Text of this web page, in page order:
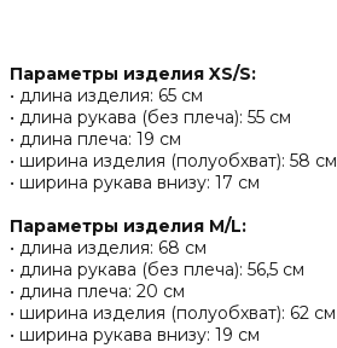
Параметры изделия XS/S:
• длина изделия: 65 см
• длина рукава (без плеча): 55 см
• длина плеча: 19 см
• ширина изделия (полуобхват): 58 см
• ширина рукава внизу: 17 см
Параметры изделия M/L:
• длина изделия: 68 см
• длина рукава (без плеча): 56,5 см
• длина плеча: 20 см
• ширина изделия (полуобхват): 62 см
• ширина рукава внизу: 19 см